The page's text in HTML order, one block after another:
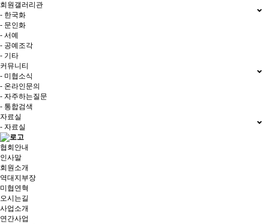
회원갤러리관
- 한국화
- 문인화
- 서예
- 공예조각
- 기타
커뮤니티
- 미협소식
- 온라인문의
- 자주하는질문
- 통합검색
자료실
- 자료실
협회안내
인사말
회원소개
역대지부장
미협연혁
오시는길
사업소개
연간사업